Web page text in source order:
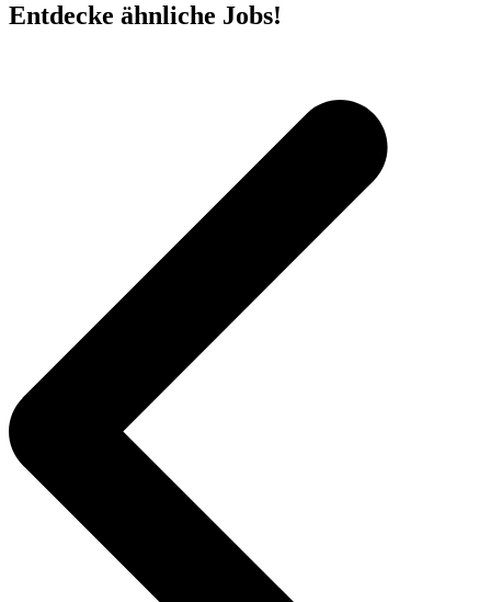
Entdecke ähnliche Jobs!